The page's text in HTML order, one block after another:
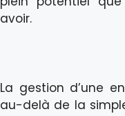
avoir.
La gestion d’une
au-delà de la